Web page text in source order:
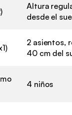
Altura
desde el
2 asientos,
40 cm del
4 niños